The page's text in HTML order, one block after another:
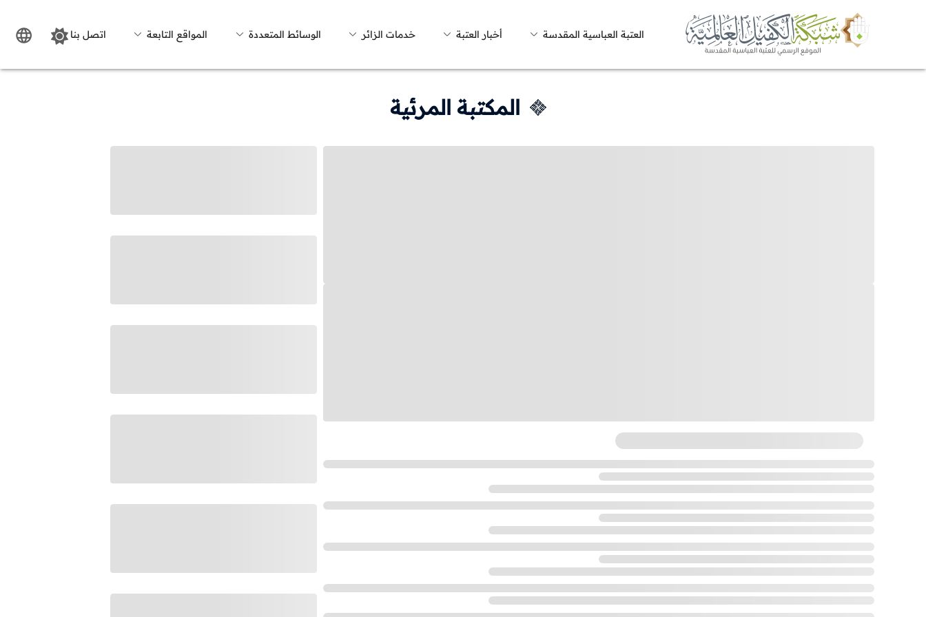
العتبة العباسية المقدسة أخبار العتبة خدمات الزائر الوسائط المتعددة المواقع التابعة اتصل بنا
المكتبة المرئية